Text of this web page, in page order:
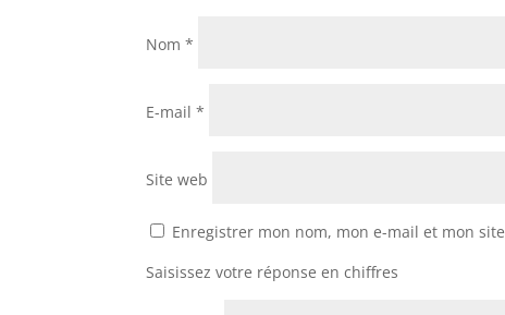
Nom*
E-mail*
Site web
Enregistrer mon nom, mon e-mail et mon
Saisissez votre réponse en chiffres